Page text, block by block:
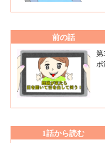
前の話
第
ポ
1話から読む